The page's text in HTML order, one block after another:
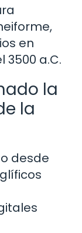
en
a.C.
la
la
desde